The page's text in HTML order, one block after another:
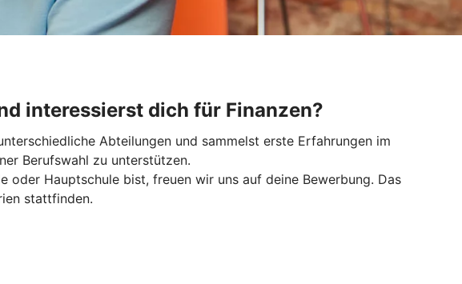
interessierst dich für Finanzen?
Abteilungen und sammelst erste Erfahrungen im
Berufswahl zu unterstützen.
oder Hauptschule bist, freuen wir uns auf deine Bewerbung. Das
stattfinden.